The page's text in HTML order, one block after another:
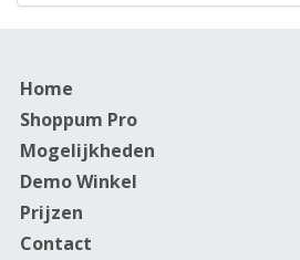
Home
Shoppum Pro
Mogelijkheden
Demo Winkel
Prijzen
Contact